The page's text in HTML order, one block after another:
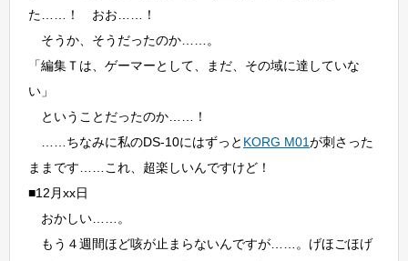
た……！ おお……！
そうか、そうだったのか……。
「編集Ｔは、ゲーマーとして、まだ、その域に達していな
い」
ということだったのか……！
……ちなみに私のDS-10にはずっと KORG M01が刺さった
ままです……これ、超楽しいんですけど！
■12月xx日
おかしい……。
もう４週間ほど咳が止まらないんですが……。げほごほげ